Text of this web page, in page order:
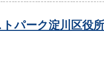
パーク淀川区役